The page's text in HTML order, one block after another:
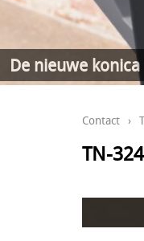
De nieuwe
Contact ›
TN-